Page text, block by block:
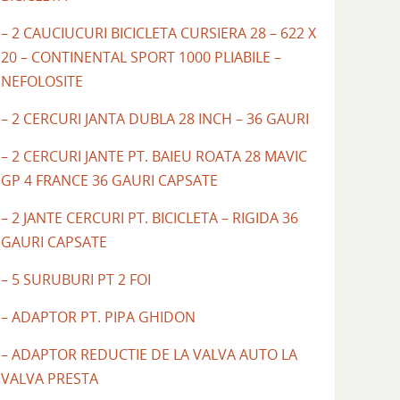
– 2 CAUCIUCURI BICICLETA CURSIERA 28 – 622 X
20 – CONTINENTAL SPORT 1000 PLIABILE –
NEFOLOSITE
– 2 CERCURI JANTA DUBLA 28 INCH – 36 GAURI
– 2 CERCURI JANTE PT. BAIEU ROATA 28 MAVIC
GP 4 FRANCE 36 GAURI CAPSATE
– 2 JANTE CERCURI PT. BICICLETA – RIGIDA 36
GAURI CAPSATE
– 5 SURUBURI PT 2 FOI
– ADAPTOR PT. PIPA GHIDON
– ADAPTOR REDUCTIE DE LA VALVA AUTO LA
VALVA PRESTA